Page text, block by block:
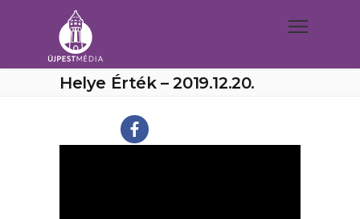
Helye Érték – 2019.12.20.